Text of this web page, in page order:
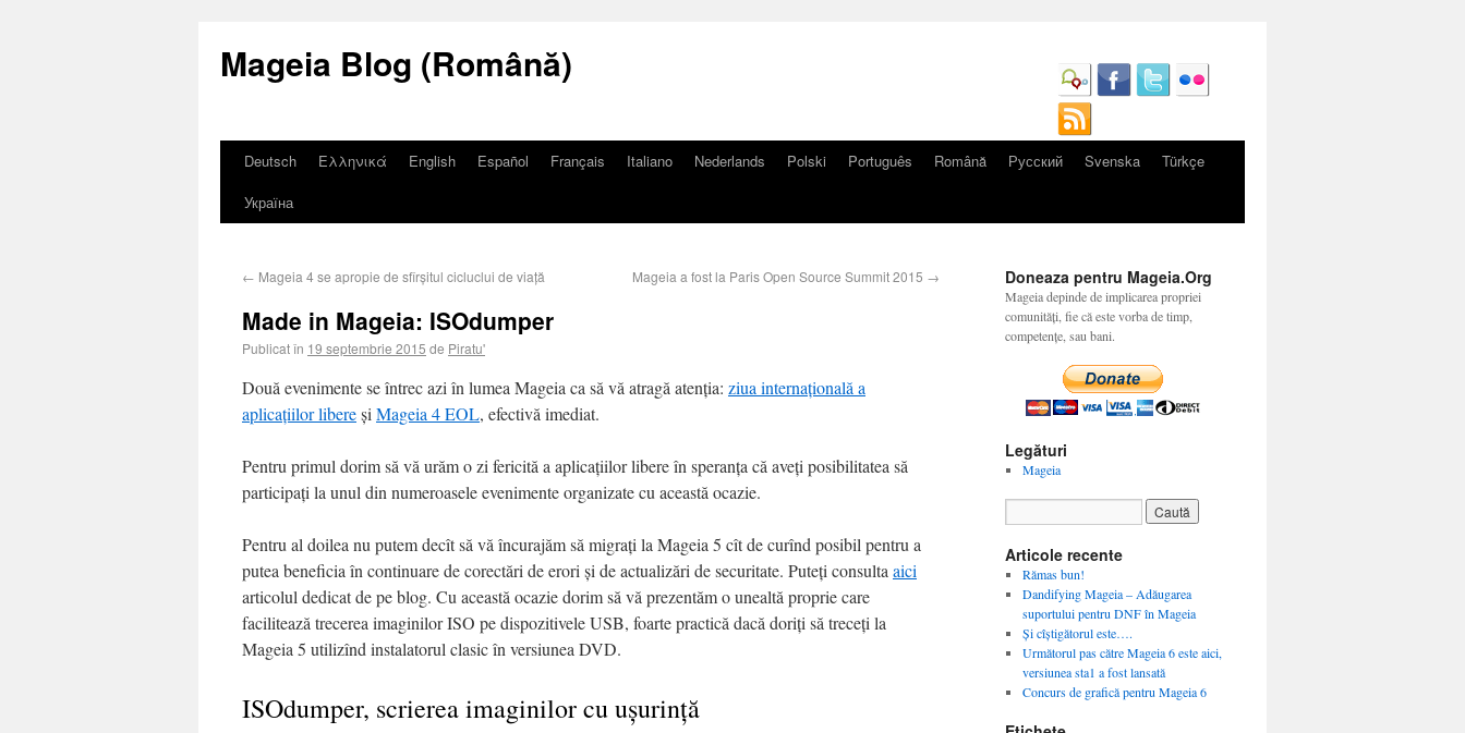
Mageia Blog (Română)
Deutsch Ελληνικά English Español Français Italiano Nederlands Polski Português Română Русский Svenska
Türkçe
Україна
← Mageia 4 se apropie de sfîrșitul cicluclui de viață Mageia a fost la Paris Open Source Summit 2015 →
Made in Mageia: ISOdumper
Publicat în 19 septembrie 2015 de Piratu'
Două evenimente se întrec azi în lumea Mageia ca să vă atragă atenția: ziua internațională a
aplicațiilor libereși Mageia 4 EOL, efectivă imediat.
Pentru primul dorim să vă urăm o zi fericită a aplicațiilor libere în speranța că aveți posibilitatea să
participați la unul din numeroasele evenimente organizate cu această ocazie.
Pentru al doilea nu putem decît să vă încurajăm să migrați la Mageia 5 cît de curînd posibil pentru a
putea beneficia în continuare de corectări de erori și de actualizări de securitate. Puteți consulta aici
articolul dedicat de pe blog. Cu această ocazie dorim să vă prezentăm o unealtă proprie care
facilitează trecerea imaginilor ISO pe dispozitivele USB, foarte practică dacă doriți să treceți la
Mageia 5 utilizînd instalatorul clasic în versiunea DVD.
ISOdumper, scrierea imaginilor cu ușurință
Doneaza pentru Mageia.Org
Mageia depinde de implicarea propriei
comunități, fie că este vorba de timp,
competențe, sau bani.
Legături
Mageia
Articole recente
Rămas bun!
Dandifying Mageia – Adăugarea
suportului pentru DNF în Mageia
Și cîștigătorul este….
Următorul pas către Mageia 6 este aici,
versiunea sta1 a fost lansată
Concurs de grafică pentru Mageia 6